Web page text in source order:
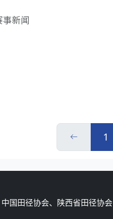
事新闻
1
中国田径协会、陕西省田径协会